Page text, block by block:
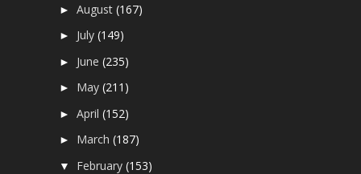
►August(167)
► July(149)
► June(235)
► May(211)
►April(152)
► March(187)
▼ February(153)